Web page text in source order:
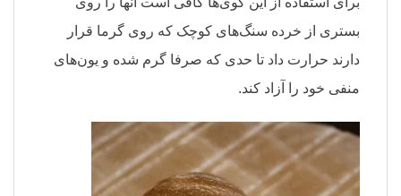
بستری از خرده سنگ‌های کوچک که روی گرما قرار
دارند حرارت داد تا حدی که صرفا گرم شده و یون‌های
منفی خود را آزاد کند.